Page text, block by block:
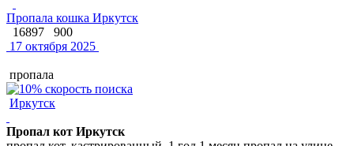
Пропала кошка Иркутск
16897
900
17 октября 2025
пропала
Иркутск
Пропал кот Иркутск